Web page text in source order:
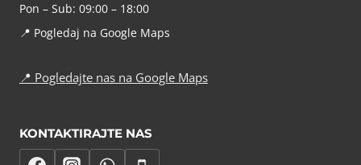
Pon – Sub: 09:00 – 18:00
📍 Pogledaj na Google Maps
📍 Pogledajte nas na Google Maps
KONTAKTIRAJTE NAS